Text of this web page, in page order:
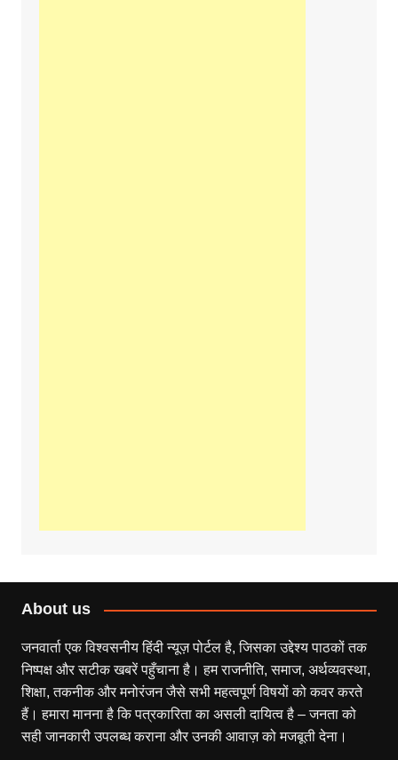
About us
जनवार्ता एक विश्वसनीय हिंदी न्यूज़ पोर्टल है, जिसका उद्देश्य पाठकों तक
निष्पक्ष और सटीक खबरें पहुँचाना है। हम राजनीति, समाज, अर्थव्यवस्था,
शिक्षा, तकनीक और मनोरंजन जैसे सभी महत्वपूर्ण विषयों को कवर करते
हैं। हमारा मानना है कि पत्रकारिता का असली दायित्व है – जनता को
सही जानकारी उपलब्ध कराना और उनकी आवाज़ को मजबूती देना।